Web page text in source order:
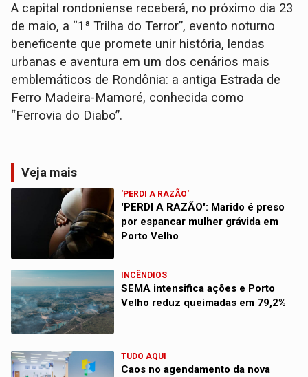
A capital rondoniense receberá, no próximo dia 23
de maio, a “1ª Trilha do Terror”, evento noturno
beneficente que promete unir história, lendas
urbanas e aventura em um dos cenários mais
emblemáticos de Rondônia: a antiga Estrada de
Ferro Madeira-Mamoré, conhecida como
“Ferrovia do Diabo”.
Veja mais
'PERDI A RAZÃO'
'PERDI A RAZÃO': Marido é preso
por espancar mulher grávida em
Porto Velho
INCÊNDIOS
SEMA intensifica ações e Porto
Velho reduz queimadas em 79,2%
TUDO AQUI
Caos no agendamento da nova